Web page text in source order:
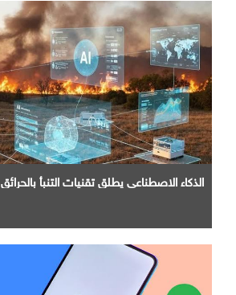
الذكاء الاصطناعي يطلق تقنيات التنبأ بالحرائق